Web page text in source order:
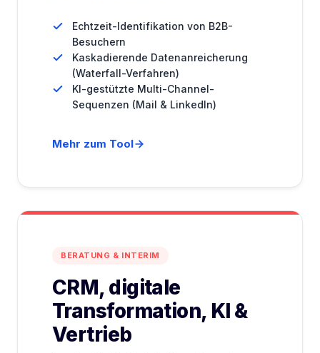
Echtzeit-Identifikation von B2B-
Besuchern
Kaskadierende Datenanreicherung
(Waterfall-Verfahren)
KI-gestützte Multi-Channel-
Sequenzen (Mail & LinkedIn)
Mehr zum Tool
BERATUNG & INTERIM
CRM, digitale
Transformation, KI &
Vertrieb